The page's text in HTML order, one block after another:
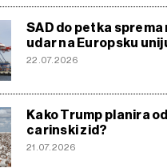
SAD do petka
udar na Europsku
22.07.2026
Kako Trump planira
carinski zid?
21.07.2026